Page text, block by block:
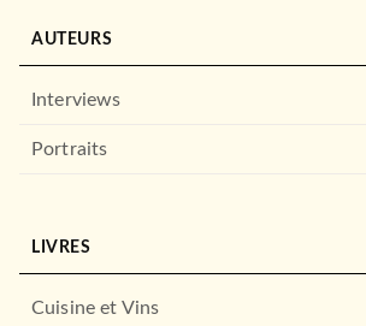
Peut-être les étoiles (Terra
AUTEURS
Interviews
Portraits
LIVRES
Cuisine et Vins